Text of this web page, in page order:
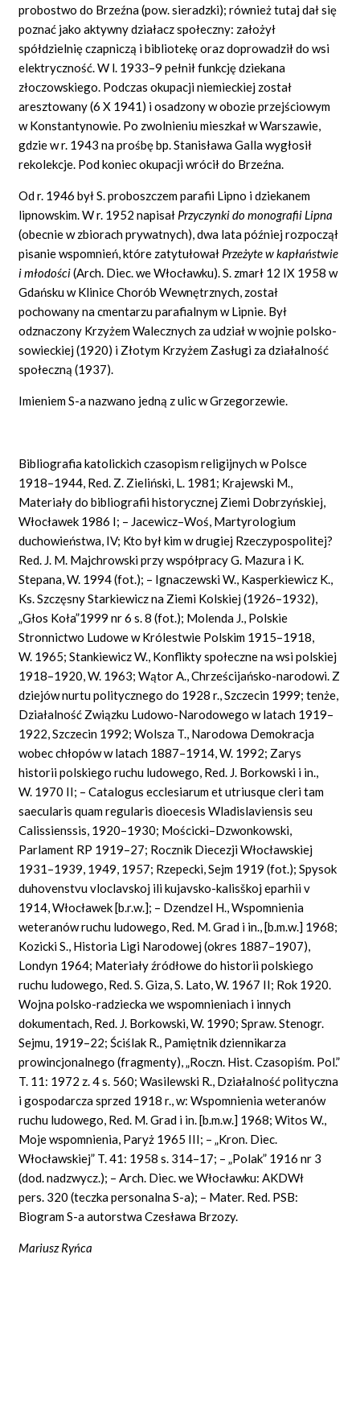
probostwo do Brzeźna (pow. sieradzki); również tutaj dał się
poznać jako aktywny działacz społeczny: założył
spółdzielnię czapniczą i bibliotekę oraz doprowadził do wsi
elektryczność. W l. 1933–9 pełnił funkcję dziekana
złoczowskiego. Podczas okupacji niemieckiej został
aresztowany (6 X 1941) i osadzony w obozie przejściowym
w Konstantynowie. Po zwolnieniu mieszkał w Warszawie,
gdzie w r. 1943 na prośbę bp. Stanisława Galla wygłosił
rekolekcje. Pod koniec okupacji wrócił do Brzeźna.
Od r. 1946 był S. proboszczem parafii Lipno i dziekanem
lipnowskim. W r. 1952 napisał Przyczynki do monografii Lipna
(obecnie w zbiorach prywatnych), dwa lata później rozpoczął
pisanie wspomnień, które zatytułował Przeżyte w kapłaństwie
i młodości(Arch. Diec. we Włocławku). S. zmarł 12 IX 1958 w
Gdańsku w Klinice Chorób Wewnętrznych, został
pochowany na cmentarzu parafialnym w Lipnie. Był
odznaczony Krzyżem Walecznych za udział w wojnie polsko-
sowieckiej (1920) i Złotym Krzyżem Zasługi za działalność
społeczną (1937).
Imieniem S-a nazwano jedną z ulic w Grzegorzewie.
Bibliografia katolickich czasopism religijnych w Polsce
1918–1944, Red. Z. Zieliński, L. 1981; Krajewski M.,
Materiały do bibliografii historycznej Ziemi Dobrzyńskiej,
Włocławek 1986 I; – Jacewicz–Woś, Martyrologium
duchowieństwa, IV; Kto był kim w drugiej Rzeczypospolitej?
Red. J. M. Majchrowski przy współpracy G. Mazura i K.
Stepana, W. 1994 (fot.); – Ignaczewski W., Kasperkiewicz K.,
Ks. Szczęsny Starkiewicz na Ziemi Kolskiej (1926–1932),
„Głos Koła”1999 nr 6 s. 8 (fot.); Molenda J., Polskie
Stronnictwo Ludowe w Królestwie Polskim 1915–1918,
W. 1965; Stankiewicz W., Konflikty społeczne na wsi polskiej
1918–1920, W. 1963; Wątor A., Chrześcijańsko-narodowi. Z
dziejów nurtu politycznego do 1928 r., Szczecin 1999; tenże,
Działalność Związku Ludowo-Narodowego w latach 1919–
1922, Szczecin 1992; Wolsza T., Narodowa Demokracja
wobec chłopów w latach 1887–1914, W. 1992; Zarys
historii polskiego ruchu ludowego, Red. J. Borkowski i in.,
W. 1970 II; – Catalogus ecclesiarum et utriusque cleri tam
saecularis quam regularis dioecesis Wladislaviensis seu
Calissienssis, 1920–1930; Mościcki–Dzwonkowski,
Parlament RP 1919–27; Rocznik Diecezji Włocławskiej
1931–1939, 1949, 1957; Rzepecki, Sejm 1919 (fot.); Spysok
duhovenstvu vloclavskoj ili kujavsko-kalisškoj eparhii v
1914, Włocławek [b.r.w.]; – Dzendzel H., Wspomnienia
weteranów ruchu ludowego, Red. M. Grad i in., [b.m.w.] 1968;
Kozicki S., Historia Ligi Narodowej (okres 1887–1907),
Londyn 1964; Materiały źródłowe do historii polskiego
ruchu ludowego, Red. S. Giza, S. Lato, W. 1967 II; Rok 1920.
Wojna polsko-radziecka we wspomnieniach i innych
dokumentach, Red. J. Borkowski, W. 1990; Spraw. Stenogr.
Sejmu, 1919–22; Ściślak R., Pamiętnik dziennikarza
prowincjonalnego (fragmenty), „Roczn. Hist. Czasopiśm. Pol.”
T. 11: 1972 z. 4 s. 560; Wasilewski R., Działalność polityczna
i gospodarcza sprzed 1918 r., w: Wspomnienia weteranów
ruchu ludowego, Red. M. Grad i in. [b.m.w.] 1968; Witos W.,
Moje wspomnienia, Paryż 1965 III; – „Kron. Diec.
Włocławskiej” T. 41: 1958 s. 314–17; – „Polak” 1916 nr 3
(dod. nadzwycz.); – Arch. Diec. we Włocławku: AKDWł
pers. 320 (teczka personalna S-a); – Mater. Red. PSB:
Biogram S-a autorstwa Czesława Brzozy.
Mariusz Ryńca